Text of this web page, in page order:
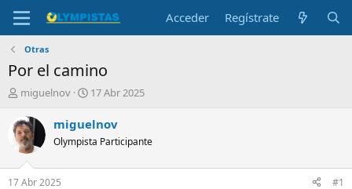
Acceder Regístrate
Otras
Por el camino
I
i
c
i
a
d
miguelnov
F
c
a
17 Abr 2025
miguelnov
Olympista Participante
17 Abr 2025 #1